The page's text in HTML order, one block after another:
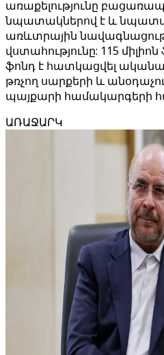
առաքելությունը
նպատակներով է և
առևտրային
վստահությունը: 115
ֆոնդ է հատկացվել
թռչող սարքերի և
պայքարի համակարգերի
ԱՌԱՋԱՐԿ